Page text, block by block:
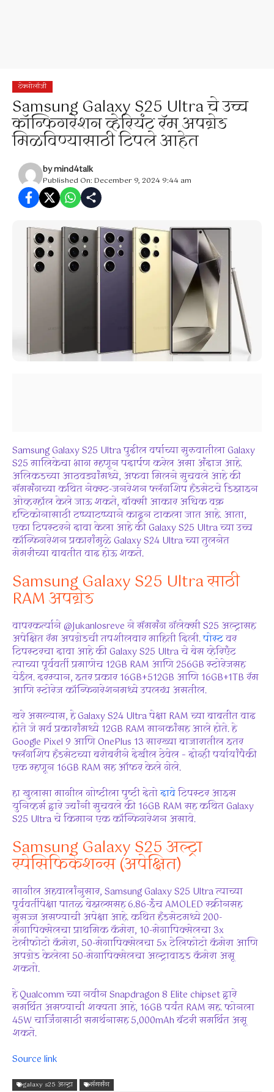
टेक्नोलॉजी
Samsung Galaxy S25 Ultra चे उच्च
कॉन्फिगरेशन व्हेरियंट रॅम अपग्रेड
मिळविण्यासाठी टिपले आहेत
bymind4talk
Published On: December 9, 2024 9:44 am
Samsung Galaxy S25 Ultra पुढील वर्षाच्या सुरुवातीला Galaxy
S25 मालिकेचा भाग म्हणून पदार्पण करेल असा अंदाज आहे.
अलिकडच्या आठवड्यांमध्ये, अफवा मिलने सुचवले आहे की
सॅमसंगच्या कथित नेक्स्ट-जनरेशन फ्लॅगशिप हँडसेटचे डिझाइन
ओव्हरहॉल केले जाऊ शकते, बॉक्सी आकार अधिक वक्र
दृष्टिकोनासाठी टप्प्याटप्प्याने काढून टाकला जात आहे. आता,
एका टिपस्टरने दावा केला आहे की Galaxy S25 Ultra च्या उच्च
कॉन्फिगरेशन प्रकारांमुळे Galaxy S24 Ultra च्या तुलनेत
मेमरीच्या बाबतीत वाढ होऊ शकते.
Samsung Galaxy S25 Ultra साठी
RAM अपग्रेड
वापरकर्त्याने @Jukanlosreve ने सॅमसंग गॅलेक्सी S25 अल्ट्रासह
अपेक्षित रॅम अपग्रेडची तपशीलवार माहिती दिली.पोस्टवर
टिपस्टरचा दावा आहे की Galaxy S25 Ultra चे बेस व्हेरिएंट
त्याच्या पूर्ववर्ती प्रमाणेच 12GB RAM आणि 256GB स्टोरेजसह
येईल. दरम्यान, इतर प्रकार 16GB+512GB आणि 16GB+1TB रॅम
आणि स्टोरेज कॉन्फिगरेशनमध्ये उपलब्ध असतील.
खरे असल्यास, हे Galaxy S24 Ultra पेक्षा RAM च्या बाबतीत वाढ
होते जे सर्व प्रकारांमध्ये 12GB RAM मानकांसह आले होते. हे
Google Pixel 9 आणि OnePlus 13 सारख्या बाजारातील इतर
फ्लॅगशिप हँडसेटच्या बरोबरीने देखील ठेवेल – दोन्ही पर्यायांपैकी
एक म्हणून 16GB RAM सह ऑफर केले गेले.
हा खुलासा मागील गोष्टीला पुष्टी देतोदावेटिपस्टर आइस
युनिव्हर्स द्वारे ज्यांनी सुचवले की 16GB RAM सह कथित Galaxy
S25 Ultra चे किमान एक कॉन्फिगरेशन असावे.
Samsung Galaxy S25 अल्ट्रा
स्पेसिफिकेशन्स (अपेक्षित)
मागील अहवालांनुसार, Samsung Galaxy S25 Ultra त्याच्या
पूर्ववर्तीपेक्षा पातळ बेझल्ससह 6.86-इंच AMOLED स्क्रीनसह
सुसज्ज असण्याची अपेक्षा आहे. कथित हँडसेटमध्ये 200-
मेगापिक्सेलचा प्राथमिक कॅमेरा, 10-मेगापिक्सेलचा 3x
टेलीफोटो कॅमेरा, 50-मेगापिक्सेलचा 5x टेलिफोटो कॅमेरा आणि
अपग्रेड केलेला 50-मेगापिक्सेलचा अल्ट्रावाइड कॅमेरा असू
शकतो.
हे Qualcomm च्या नवीन Snapdragon 8 Elite chipset द्वारे
समर्थित असण्याची शक्यता आहे, 16GB पर्यंत RAM सह. फोनला
45W चार्जिंगसाठी समर्थनासह 5,000mAh बॅटरी समर्थित असू
शकते.
Source link
galaxy s25 अल्ट्रा
सॅमसंग